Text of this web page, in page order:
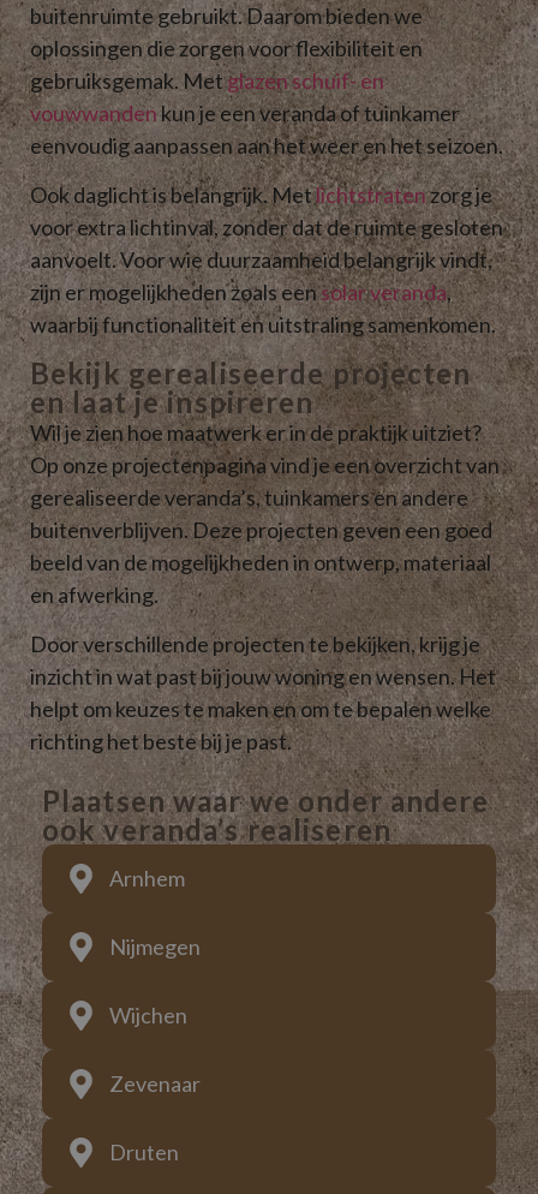
buitenruimte gebruikt. Daarom bieden we
oplossingen die zorgen voor flexibiliteit en
gebruiksgemak. Metglazen schuif- en
vouwwandenkun je een veranda of tuinkamer
eenvoudig aanpassen aan het weer en het seizoen.
Ook daglicht is belangrijk. Metlichtstratenzorg je
voor extra lichtinval, zonder dat de ruimte gesloten
aanvoelt. Voor wie duurzaamheid belangrijk vindt,
zijn er mogelijkheden zoals eensolar veranda,
waarbij functionaliteit en uitstraling samenkomen.
Bekijk gerealiseerde projecten
en laat je inspireren
Wil je zien hoe maatwerk er in de praktijk uitziet?
Op onze projectenpagina vind je een overzicht van
gerealiseerde veranda’s, tuinkamers en andere
buitenverblijven. Deze projecten geven een goed
beeld van de mogelijkheden in ontwerp, materiaal
en afwerking.
Door verschillende projecten te bekijken, krijg je
inzicht in wat past bij jouw woning en wensen. Het
helpt om keuzes te maken en om te bepalen welke
richting het beste bij je past.
Plaatsen waar we onder andere
ook veranda’s realiseren
Arnhem
Nijmegen
Wijchen
Zevenaar
Druten